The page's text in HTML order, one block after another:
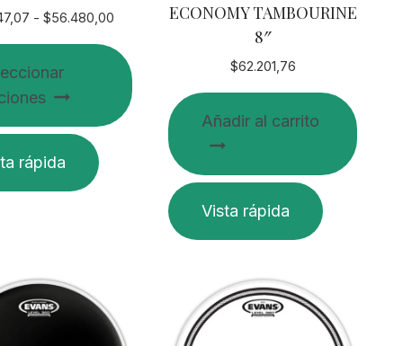
- $56.480,00
precios:
desde
$42.847,07
hasta
$56.480,00
rápida
ECONOMY TAMBOURINE
8″
$62.201,76
Añadir al carrito
Vista rápida